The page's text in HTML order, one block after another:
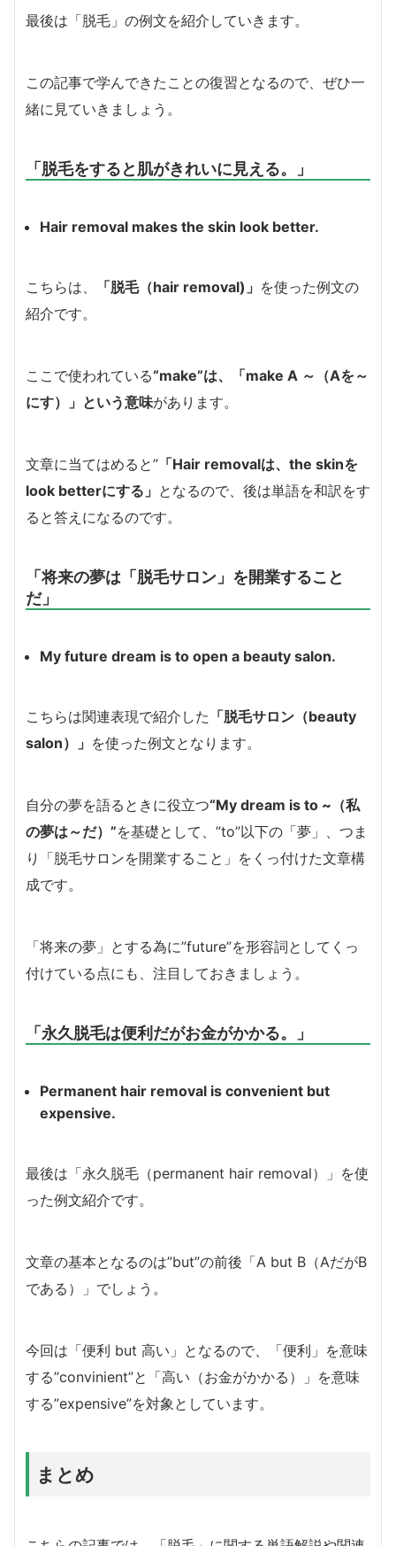
最後は「脱毛」の例文を紹介していきます。
この記事で学んできたことの復習となるので、ぜひ一
緒に見ていきましょう。
「脱毛をすると肌がきれいに見える。」
Hair removal makes the skin look better.
こちらは、 「脱毛（hair removal)」 を使った例文の
紹介です。
ここで使われている“make”は、「make A ～（Aを～
にす）」という意味があります。
文章に当てはめると” 「Hair removalは、the skinを
look betterにする」 となるので、後は単語を和訳をす
ると答えになるのです。
「将来の夢は「脱毛サロン」を開業すること
だ」
My future dream is to open a beauty salon.
こちらは関連表現で紹介した 「脱毛サロン（beauty
salon）」 を使った例文となります。
自分の夢を語るときに役立つ“My dream is to ~（私
の夢は～だ）”を基礎として、”to”以下の「夢」、つま
り「脱毛サロンを開業すること」をくっ付けた文章構
成です。
「将来の夢」とする為に”future”を形容詞としてくっ
付けている点にも、注目しておきましょう。
「永久脱毛は便利だがお金がかかる。」
Permanent hair removal is convenient but
expensive.
最後は「永久脱毛（permanent hair removal）」を使
った例文紹介です。
文章の基本となるのは”but”の前後「A but B（AだがB
である）」でしょう。
今回は「便利 but 高い」となるので、「便利」を意味
する”convinient”と「高い（お金がかかる）」を意味
する”expensive”を対象としています。
まとめ